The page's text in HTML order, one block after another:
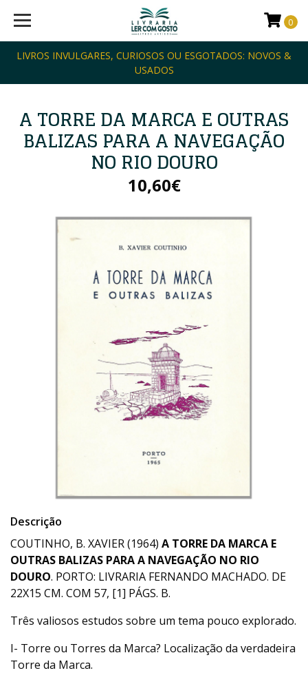
LIVROS INVULGARES, CURIOSOS OU ESGOTADOS: NOVOS &
USADOS
0
A TORRE DA MARCA E OUTRAS
BALIZAS PARA A NAVEGAÇÃO
NO RIO DOURO
10,60€
Descrição
COUTINHO, B. XAVIER (1964) A TORRE DA MARCA E
OUTRAS BALIZAS PARA A NAVEGAÇÃO NO RIO
DOURO. PORTO: LIVRARIA FERNANDO MACHADO. DE
22X15 CM. COM 57, [1] PÁGS. B.
Três valiosos estudos sobre um tema pouco explorado.
I- Torre ou Torres da Marca? Localização da verdadeira
Torre da Marca.